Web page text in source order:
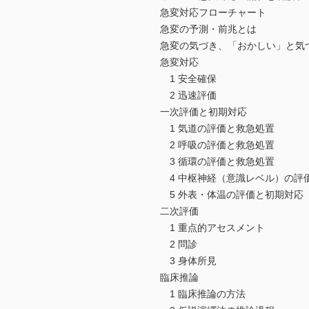
急変対応フローチャート
急変の予測・前兆とは
急変の気づき、「おかしい」と気
急変対応
1 安全確保
2 迅速評価
一次評価と初期対応
1 気道の評価と救急処置
2 呼吸の評価と救急処置
3 循環の評価と救急処置
4 中枢神経（意識レベル）の評
5 外表・体温の評価と初期対応
二次評価
1 重点的アセスメント
2 問診
3 身体所見
臨床推論
1 臨床推論の方法